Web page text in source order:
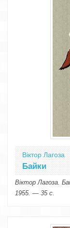
Віктор Лагоза
Байки
Віктор Лагоза.
1955. — 35 с.